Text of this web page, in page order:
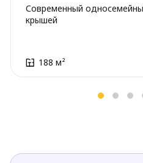
Современный
крышей
188 м²